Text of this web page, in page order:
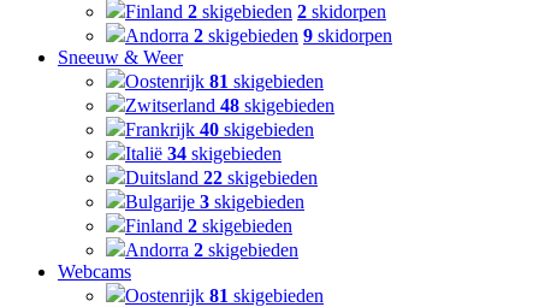
Finland 2 skigebieden 2 skidorpen
Andorra 2 skigebieden 9 skidorpen
Sneeuw & Weer
Oostenrijk 81 skigebieden
Zwitserland 48 skigebieden
Frankrijk 40 skigebieden
Italië 34 skigebieden
Duitsland 22 skigebieden
Bulgarije 3 skigebieden
Finland 2 skigebieden
Andorra 2 skigebieden
Webcams
Oostenrijk 81 skigebieden